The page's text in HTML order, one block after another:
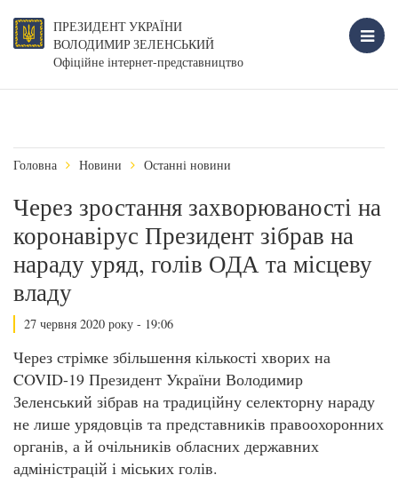
ПРЕЗИДЕНТ УКРАЇНИ
ВОЛОДИМИР ЗЕЛЕНСЬКИЙ
Офіційне інтернет-представництво
Головна Новини Останні новини
Через зростання захворюваності на
коронавірус Президент зібрав на
нараду уряд, голів ОДА та місцеву
владу
27 червня 2020 року - 19:06
Через стрімке збільшення кількості хворих на
COVID-19 Президент України Володимир
Зеленський зібрав на традиційну селекторну нараду
не лише урядовців та представників правоохоронних
органів, а й очільників обласних державних
адміністрацій і міських голів.